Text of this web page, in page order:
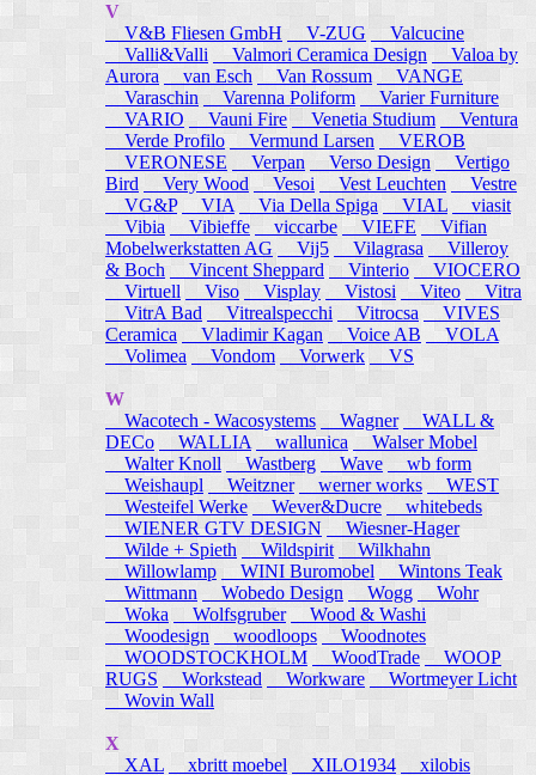
V
V&B Fliesen GmbH
V-ZUG
Valcucine
Valli&Valli
Valmori Ceramica Design
Valoa by
Aurora
van Esch Van Rossum
VANGE
Varaschin
Varenna Poliform
Varier Furniture
VARIO
Vauni Fire Venetia Studium
Ventura
Verde Profilo
Vermund Larsen
VEROB
VERONESE
Verpan Verso Design
Vertigo
Bird
Very Wood Vesoi Vest Leuchten
Vestre
VG&P
VIA Via Della Spiga VIAL
viasit
Vibia
Vibieffe viccarbe VIEFE
Vifian
Mobelwerkstatten AG
Vij5 Vilagrasa
Villeroy
& Boch
Vincent Sheppard Vinterio
VIOCERO
Virtuell
Viso Visplay Vistosi Viteo
Vitra
VitrA Bad
Vitrealspecchi Vitrocsa
VIVES
Ceramica
Vladimir Kagan Voice AB
VOLA
Volimea
Vondom Vorwerk VS
W
Wacotech - Wacosystems
Wagner
WALL &
DECo
WALLIA wallunica
Walser Mobel
Walter Knoll
Wastberg Wave
wb form
Weishaupl
Weitzner werner works
WEST
Westeifel Werke
Wever&Ducre
whitebeds
WIENER GTV DESIGN
Wiesner-Hager
Wilde + Spieth
Wildspirit
Wilkhahn
Willowlamp
WINI Buromobel
Wintons Teak
Wittmann
Wobedo Design Wogg
Wohr
Woka
Wolfsgruber
Wood & Washi
Woodesign
woodloops
Woodnotes
WOODSTOCKHOLM
WoodTrade
WOOP
RUGS
Workstead Workware
Wortmeyer Licht
Wovin Wall
X
XAL
xbritt moebel XILO1934 xilobis